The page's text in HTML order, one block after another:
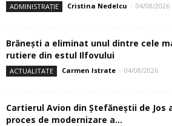
ADMINISTRAȚIE Cristina Nedelcu - 04/08/2026
Brănești a eliminat unul dintre cele
rutiere din estul Ilfovului
ACTUALITATE Carmen Istrate - 04/08/2026
Cartierul Avion din Ştefăneştii de
proces de modernizare a...